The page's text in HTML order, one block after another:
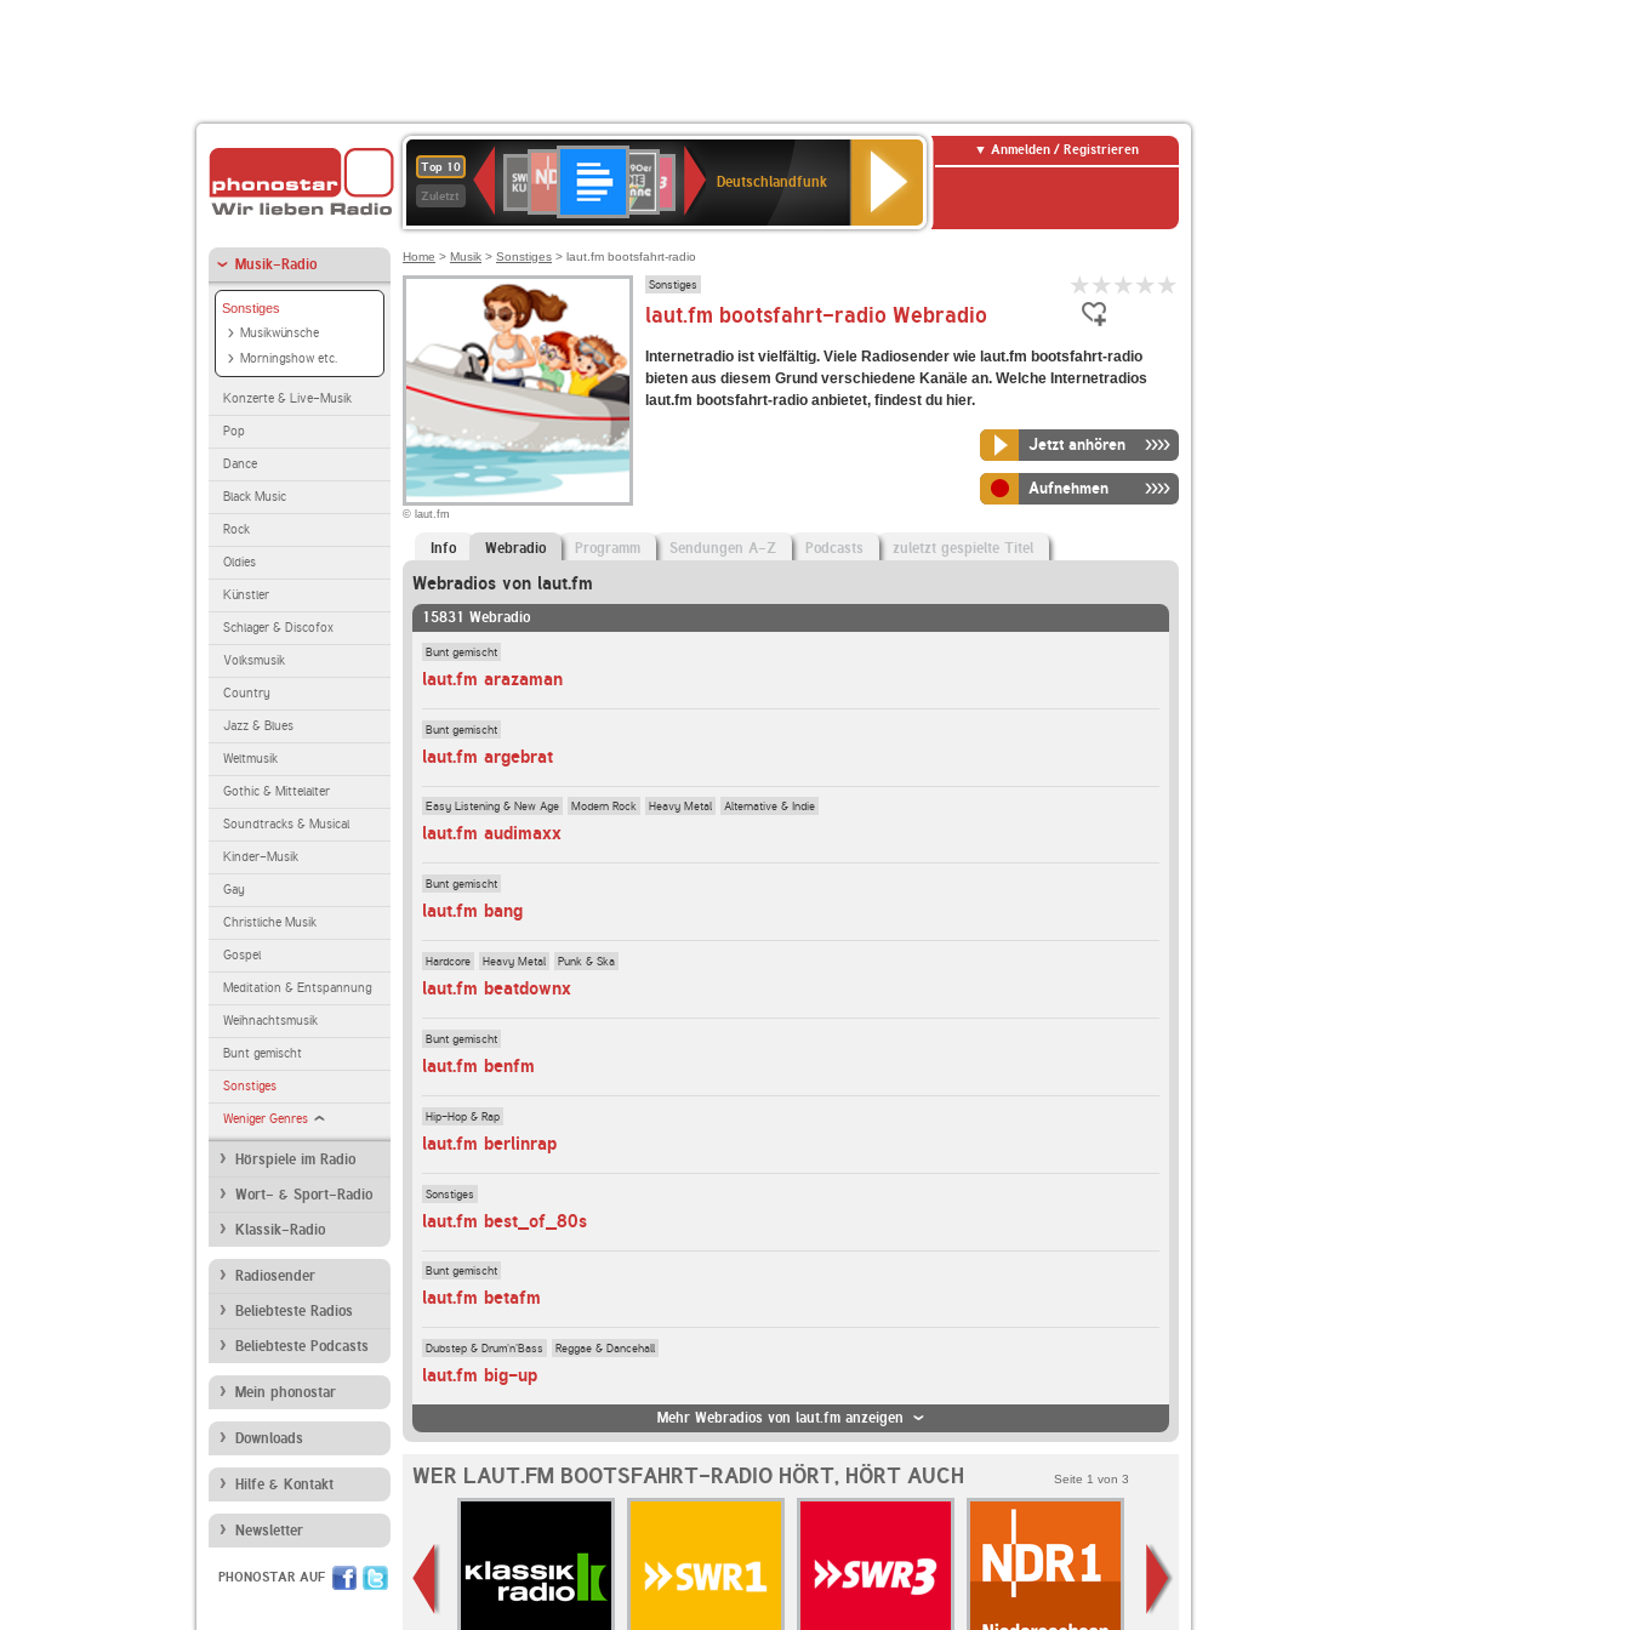
Top 10
Zuletzt
Deutschlandfunk
80er
90er
OLDIE
ANTENNE
SWR3
SWR
Kultur
2
Deutschlandfunk
Anmelden / Registrieren
Musik-Radio
Sonstiges
Musikwünsche
Morningshow etc.
Konzerte & Live-Musik
Pop
Dance
Black Music
Rock
Oldies
Künstler
Schlager & Discofox
Volksmusik
Country
Jazz & Blues
Weltmusik
Gothic & Mittelalter
Soundtracks & Musical
Kinder-Musik
Gay
Christliche Musik
Gospel
Meditation & Entspannung
Weihnachtsmusik
Bunt gemischt
Sonstiges
Weniger Genres
Hörspiele im Radio
Wort- & Sport-Radio
Klassik-Radio
Radiosender
Beliebteste Radios
Beliebteste Podcasts
Mein phonostar
Downloads
Hilfe & Kontakt
Newsletter
PHONOSTAR AUF
Home > Musik > Sonstiges > laut.fm bootsfahrt-radio
© laut.fm
Sonstiges
laut.fm bootsfahrt-radio Webradio
Internetradio ist vielfältig. Viele Radiosender wie laut.fm bootsfahrt-radio
bieten aus diesem Grund verschiedene Kanäle an. Welche Internetradios
laut.fm bootsfahrt-radio anbietet, findest du hier.
Jetzt anhören
Aufnehmen
Info Webradio Programm Sendungen A-Z Podcasts zuletzt gespielte Titel
Webradios von laut.fm
15831 Webradio
Bunt gemischt
laut.fm arazaman
Bunt gemischt
laut.fm argebrat
Easy Listening & New Age Modern Rock Heavy Metal Alternative & Indie
laut.fm audimaxx
Bunt gemischt
laut.fm bang
Hardcore Heavy Metal Punk & Ska
laut.fm beatdownx
Bunt gemischt
laut.fm benfm
Hip-Hop & Rap
laut.fm berlinrap
Sonstiges
laut.fm best_of_80s
Bunt gemischt
laut.fm betafm
Dubstep & Drum'n'Bass Reggae & Dancehall
laut.fm big-up
Mehr Webradios von laut.fm anzeigen
WER LAUT.FM BOOTSFAHRT-RADIO HÖRT, HÖRT AUCH Seite 1 von 3